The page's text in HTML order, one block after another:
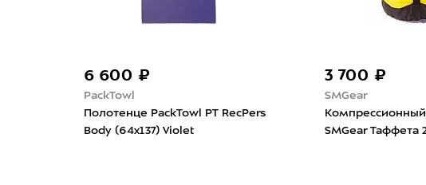
Полотенце PackTowl PT RecPers
Body (64x137) Violet
Компрессионный гермомешок
SMGear Таффета 20л Жёлтый